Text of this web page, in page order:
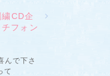
CD企
フォン
で下さ
て